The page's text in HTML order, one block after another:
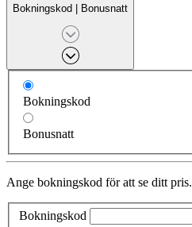
Bokningskod | Bonusnatt
Bokningskod
Bonusnatt
Ange bokningskod för att se ditt pris.
Bokningskod